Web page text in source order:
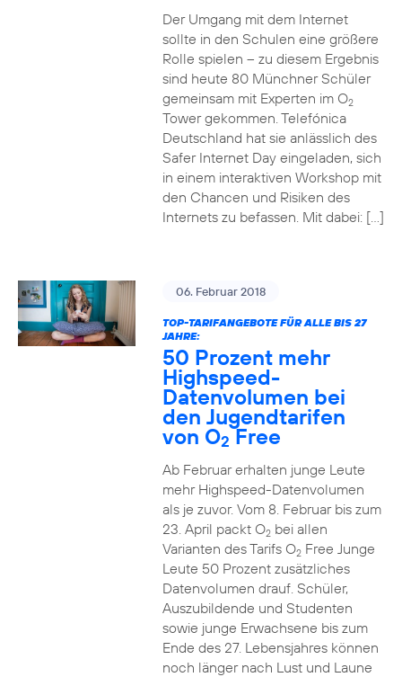
Der Umgang mit dem Internet
sollte in den Schulen eine größere
Rolle spielen – zu diesem Ergebnis
sind heute 80 Münchner Schüler
gemeinsam mit Experten im O2
Tower gekommen. Telefónica
Deutschland hat sie anlässlich des
Safer Internet Day eingeladen, sich
in einem interaktiven Workshop mit
den Chancen und Risiken des
Internets zu befassen. Mit dabei: […]
06. Februar 2018
TOP-TARIFANGEBOTE FÜR ALLE BIS 27
JAHRE:
50 Prozent mehr
Highspeed-
Datenvolumen bei
den Jugendtarifen
von O2Free
Ab Februar erhalten junge Leute
mehr Highspeed-Datenvolumen
als je zuvor. Vom 8. Februar bis zum
23. April packt O2bei allen
Varianten des Tarifs O2Free Junge
Leute 50 Prozent zusätzliches
Datenvolumen drauf. Schüler,
Auszubildende und Studenten
sowie junge Erwachsene bis zum
Ende des 27. Lebensjahres können
noch länger nach Lust und Laune